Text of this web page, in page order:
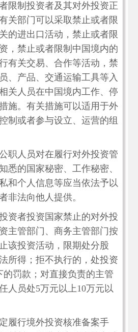
限制投资者及其对外投资正
关部门可以采取禁止或者限
的进出口活动，禁止或者限
，禁止或者限制中国境内的
有关交易、合作等活动，禁
、产品、交通运输工具等入
关人员在中国境内工作、停
施。有关措施可以适用于外
制或者参与设立、运营的组
职人员对在履行对外投资管
悉的国家秘密、工作秘密、
和个人信息等应当依法予以
非法向他人提供。
资者投资国家禁止的对外投
主管部门、商务主管部门按
该投资活动，限期处分股
所得；拒不执行的，处投资
罚款；对直接负责的主管
人员处5万元以上10万元以
履行境外投资核准备案手